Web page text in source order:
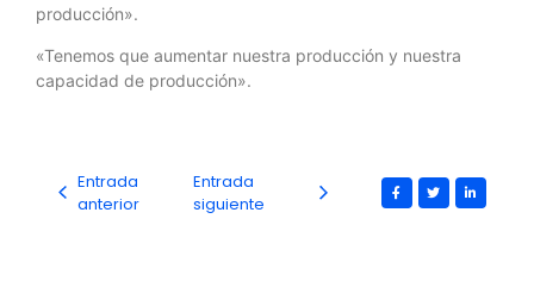
producción».
«Tenemos que aumentar nuestra producción y nuestra
capacidad de producción».
Entrada
anterior
Entrada
siguiente